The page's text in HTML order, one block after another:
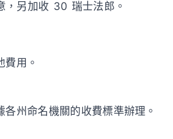
，另加收 30 瑞士法郎。
用。
州命名機關的收費標準辦理。